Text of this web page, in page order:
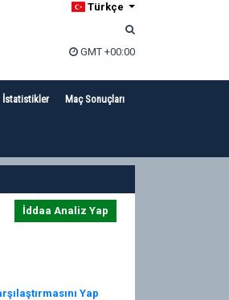
Türkçe
GMT +00:00
İstatistikler Maç Sonuçları
İddaa Analiz Yap
Yap